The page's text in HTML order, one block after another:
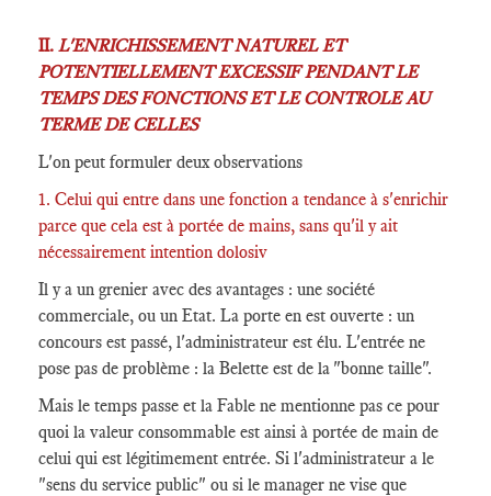
II. L'ENRICHISSEMENT NATUREL ET
POTENTIELLEMENT EXCESSIF PENDANT LE
TEMPS DES FONCTIONS ET LE CONTROLE AU
TERME DE CELLES
L'on peut formuler deux observations
1. Celui qui entre dans une fonction a tendance à s'enrichir
parce que cela est à portée de mains, sans qu'il y ait
nécessairement intention dolosiv
Il y a un grenier avec des avantages : une société
commerciale, ou un Etat. La porte en est ouverte : un
concours est passé, l'administrateur est élu. L'entrée ne
pose pas de problème : la Belette est de la "bonne taille".
Mais le temps passe et la Fable ne mentionne pas ce pour
quoi la valeur consommable est ainsi à portée de main de
celui qui est légitimement entrée. Si l'administrateur a le
"sens du service public" ou si le manager ne vise que